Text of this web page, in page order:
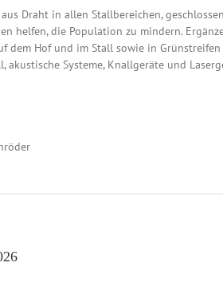
Draht in allen Stallbereichen,
helfen, die Population zu mindern.
dem Hof und im Stall sowie in
akustische Systeme, Knallgeräte und